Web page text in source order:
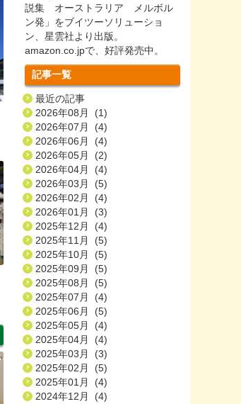
説集 オーストラリア メルボル
ン発」をブイツーソリューショ
ン、星雲社より出版。
amazon.co.jpで、好評発売中。
記事一覧
最近の記事
2026年08月 (1)
2026年07月 (4)
2026年06月 (4)
2026年05月 (2)
2026年04月 (4)
2026年03月 (5)
2026年02月 (4)
2026年01月 (3)
2025年12月 (4)
2025年11月 (5)
2025年10月 (5)
2025年09月 (5)
2025年08月 (5)
2025年07月 (4)
2025年06月 (5)
2025年05月 (4)
2025年04月 (4)
2025年03月 (3)
2025年02月 (5)
2025年01月 (4)
2024年12月 (4)